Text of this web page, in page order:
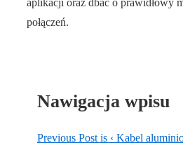
aplikacji oraz dbać o prawidłowy
połączeń.
Nawigacja wpisu
Previous Post is ‹ Kabel